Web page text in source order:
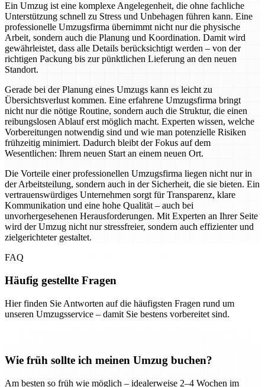
Ein Umzug ist eine komplexe Angelegenheit, die ohne fachliche
Unterstützung schnell zu Stress und Unbehagen führen kann. Eine
professionelle Umzugsfirma übernimmt nicht nur die physische
Arbeit, sondern auch die Planung und Koordination. Damit wird
gewährleistet, dass alle Details berücksichtigt werden – von der
richtigen Packung bis zur pünktlichen Lieferung an den neuen
Standort.
Gerade bei der Planung eines Umzugs kann es leicht zu
Übersichtsverlust kommen. Eine erfahrene Umzugsfirma bringt
nicht nur die nötige Routine, sondern auch die Struktur, die einen
reibungslosen Ablauf erst möglich macht. Experten wissen, welche
Vorbereitungen notwendig sind und wie man potenzielle Risiken
frühzeitig minimiert. Dadurch bleibt der Fokus auf dem
Wesentlichen: Ihrem neuen Start an einem neuen Ort.
Die Vorteile einer professionellen Umzugsfirma liegen nicht nur in
der Arbeitsteilung, sondern auch in der Sicherheit, die sie bieten. Ein
vertrauenswürdiges Unternehmen sorgt für Transparenz, klare
Kommunikation und eine hohe Qualität – auch bei
unvorhergesehenen Herausforderungen. Mit Experten an Ihrer Seite
wird der Umzug nicht nur stressfreier, sondern auch effizienter und
zielgerichteter gestaltet.
FAQ
Häufig gestellte Fragen
Hier finden Sie Antworten auf die häufigsten Fragen rund um
unseren Umzugsservice – damit Sie bestens vorbereitet sind.
Wie früh sollte ich meinen Umzug buchen?
Am besten so früh wie möglich – idealerweise 2–4 Wochen im